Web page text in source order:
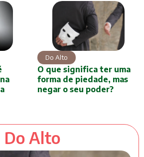
Do Alto
O que significa ter uma
forma de piedade, mas
negar o seu poder?
Do Alto